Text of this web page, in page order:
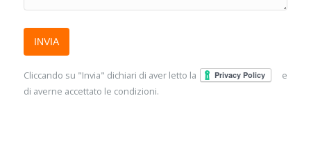
Cliccando su "Invia" dichiari di aver letto la
e
di averne accettato le condizioni.